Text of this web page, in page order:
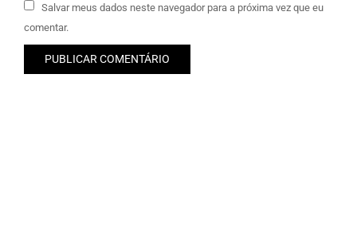
Salvar meus dados neste navegador para a próxima vez que eu
comentar.